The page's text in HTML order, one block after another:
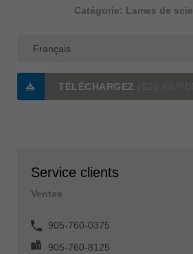
Catégorie: Lames de scie
TÉLÉCHARGEZ
Service clients
Ventes
905-760-0375
905-760-8125